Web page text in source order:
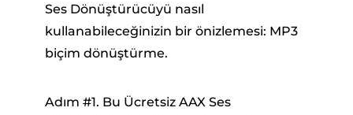
Ses Dönüştürücüyü nasıl
kullanabileceğinizin bir önizlemesi: MP3
biçim dönüştürme.
Adım #1. Bu Ücretsiz AAX Ses